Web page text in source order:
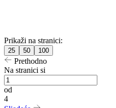
Prikaži na stranici:
25 50 100
Prethodno
Na stranici si
od
4